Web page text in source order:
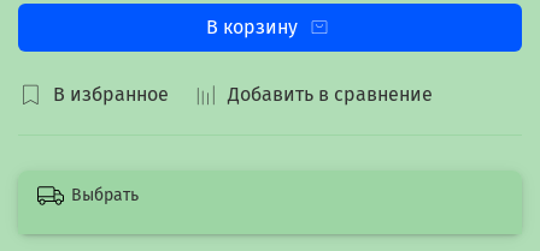
В избранное Добавить в сравнение
В корзину
Выбрать